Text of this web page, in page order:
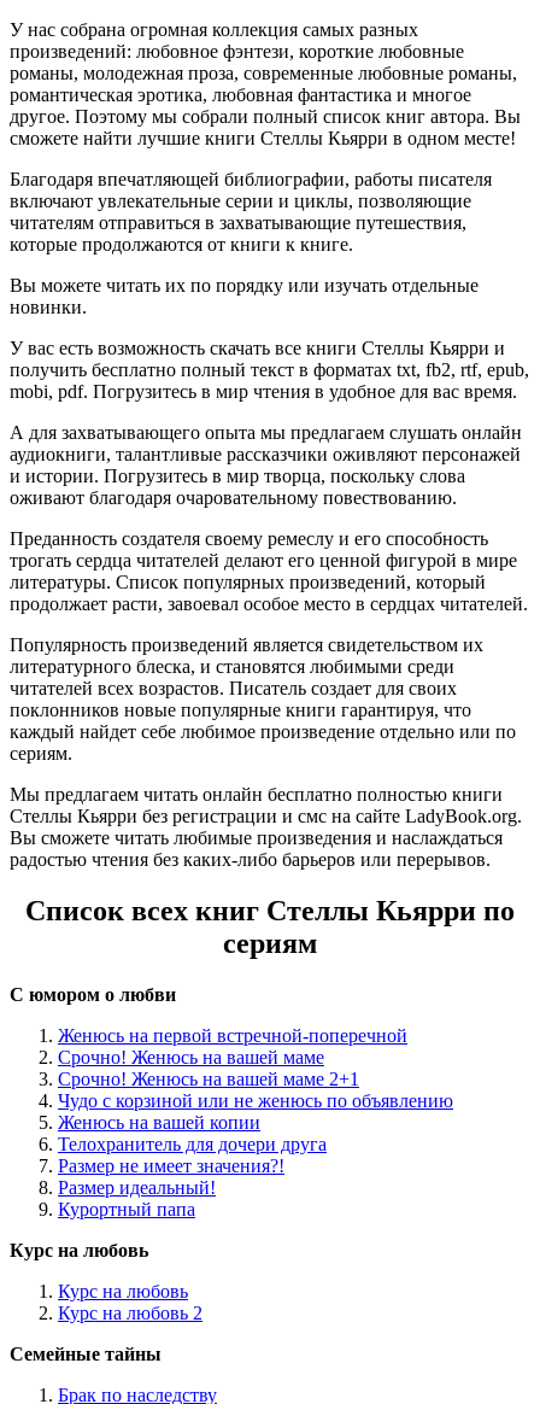
У нас собрана огромная коллекция самых разных
произведений: любовное фэнтези, короткие любовные
романы, молодежная проза, современные любовные романы,
романтическая эротика, любовная фантастика и многое
другое. Поэтому мы собрали полный список книг автора. Вы
сможете найти лучшие книги Стеллы Кьярри в одном месте!
Благодаря впечатляющей библиографии, работы писателя
включают увлекательные серии и циклы, позволяющие
читателям отправиться в захватывающие путешествия,
которые продолжаются от книги к книге.
Вы можете читать их по порядку или изучать отдельные
новинки.
У вас есть возможность скачать все книги Стеллы Кьярри и
получить бесплатно полный текст в форматах txt, fb2, rtf, epub,
mobi, pdf. Погрузитесь в мир чтения в удобное для вас время.
А для захватывающего опыта мы предлагаем слушать онлайн
аудиокниги, талантливые рассказчики оживляют персонажей
и истории. Погрузитесь в мир творца, поскольку слова
оживают благодаря очаровательному повествованию.
Преданность создателя своему ремеслу и его способность
трогать сердца читателей делают его ценной фигурой в мире
литературы. Список популярных произведений, который
продолжает расти, завоевал особое место в сердцах читателей.
Популярность произведений является свидетельством их
литературного блеска, и становятся любимыми среди
читателей всех возрастов. Писатель создает для своих
поклонников новые популярные книги гарантируя, что
каждый найдет себе любимое произведение отдельно или по
сериям.
Мы предлагаем читать онлайн бесплатно полностью книги
Стеллы Кьярри без регистрации и смс на сайте LadyBook.org.
Вы сможете читать любимые произведения и наслаждаться
радостью чтения без каких-либо барьеров или перерывов.
Список всех книг Стеллы Кьярри по
сериям
С юмором о любви
Женюсь на первой встречной-поперечной
Срочно! Женюсь на вашей маме
Срочно! Женюсь на вашей маме 2+1
Чудо с корзиной или не женюсь по объявлению
Женюсь на вашей копии
Телохранитель для дочери друга
Размер не имеет значения?!
Размер идеальный!
Курортный папа
Курс на любовь
Курс на любовь
Курс на любовь 2
Семейные тайны
Брак по наследству